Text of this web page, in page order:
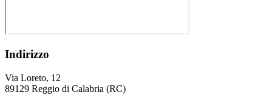
Indirizzo
Via Loreto, 12
89129 Reggio di Calabria (RC)